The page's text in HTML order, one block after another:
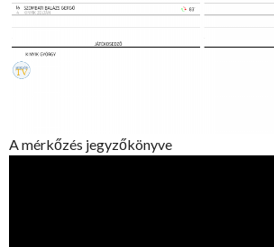
A mérkőzés jegyzőkönyve